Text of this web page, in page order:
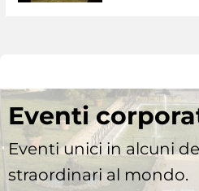
Eventi
Eventi unici in alcuni
straordinari al mondo.